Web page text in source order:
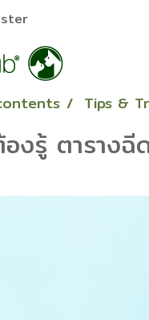
Tips &
งรู้ ตาราง